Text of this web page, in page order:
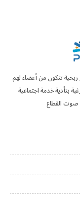
ربحية تتكون من أعضاء لهم
بتأدية خدمة اجتماعية
صوت القطاع